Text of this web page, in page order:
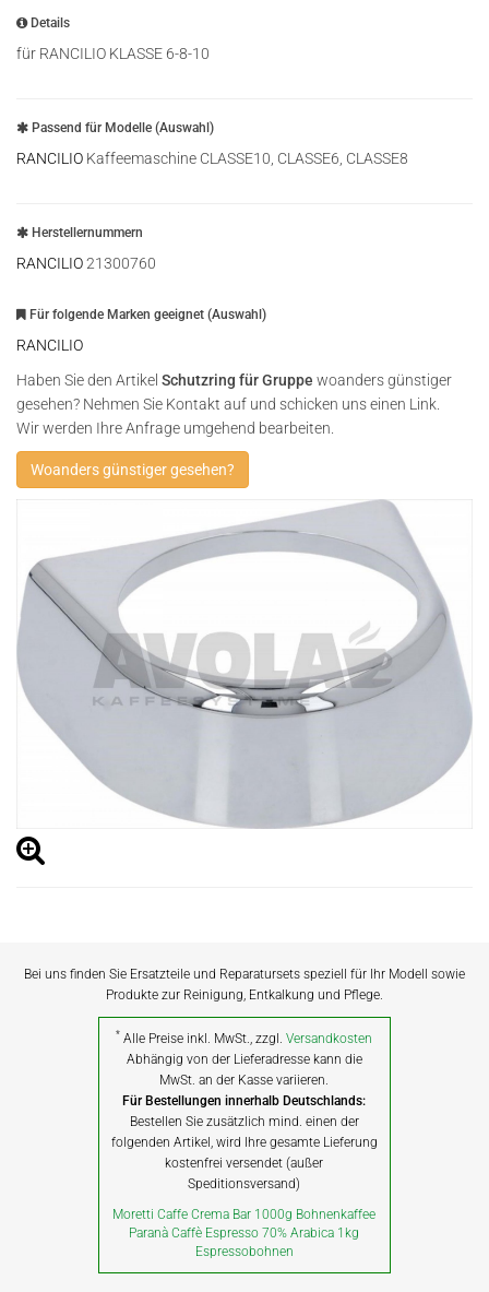
Details
für RANCILIO KLASSE 6-8-10
Passend für Modelle (Auswahl)
RANCILIO Kaffeemaschine CLASSE10, CLASSE6, CLASSE8
Herstellernummern
RANCILIO21300760
Für folgende Marken geeignet (Auswahl)
RANCILIO
Haben Sie den Artikel Schutzring für Gruppe woanders günstiger
gesehen? Nehmen Sie Kontakt auf und schicken uns einen Link.
Wir werden Ihre Anfrage umgehend bearbeiten.
Woanders günstiger gesehen?
Bei uns finden Sie Ersatzteile und Reparatursets speziell für Ihr Modell sowie
Produkte zur Reinigung, Entkalkung und Pflege.
* Alle Preise inkl. MwSt., zzgl.Versandkosten
Abhängig von der Lieferadresse kann die
MwSt. an der Kasse variieren.
Für Bestellungen innerhalb Deutschlands:
Bestellen Sie zusätzlich mind. einen der
folgenden Artikel, wird Ihre gesamte Lieferung
kostenfrei versendet (außer
Speditionsversand)
Moretti Caffe Crema Bar 1000g Bohnenkaffee
Paranà Caffè Espresso 70% Arabica 1kg
Espressobohnen